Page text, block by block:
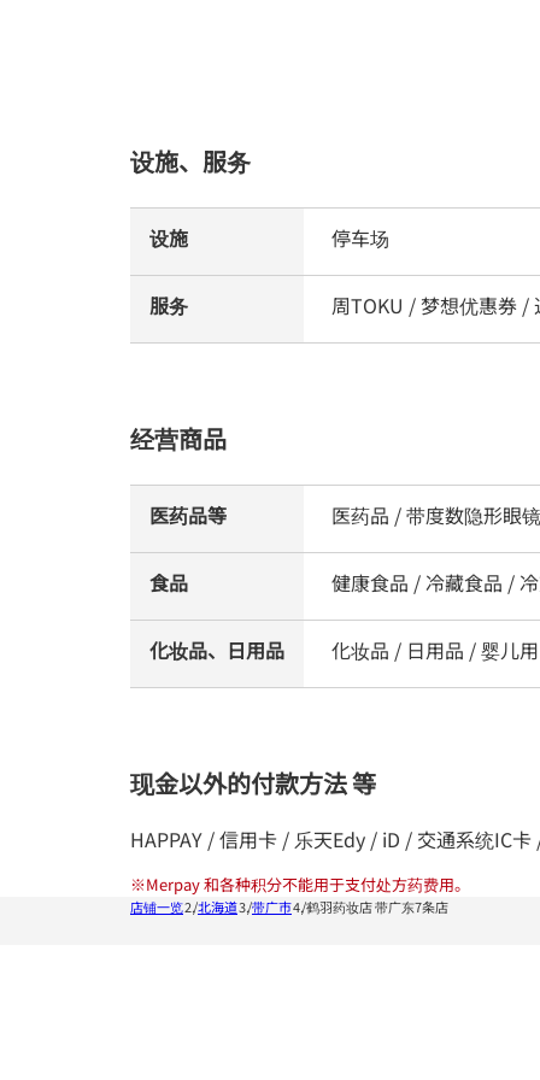
设施、服务
设施 停车场
服务 周TOKU / 梦想优惠券 /
经营商品
医药品等 医药品 / 带度数隐形眼
食品 健康食品 / 冷藏食品 /
化妆品、日用品 化妆品 / 日用品 / 婴儿
现金以外的付款方法 等
HAPPAY / 信用卡 / 乐天Edy / iD / 交通系统IC
※Merpay 和各种积分不能用于支付处方药费用。
店铺一览 北海道 带广市 鹤羽药妆店 带广东7条店